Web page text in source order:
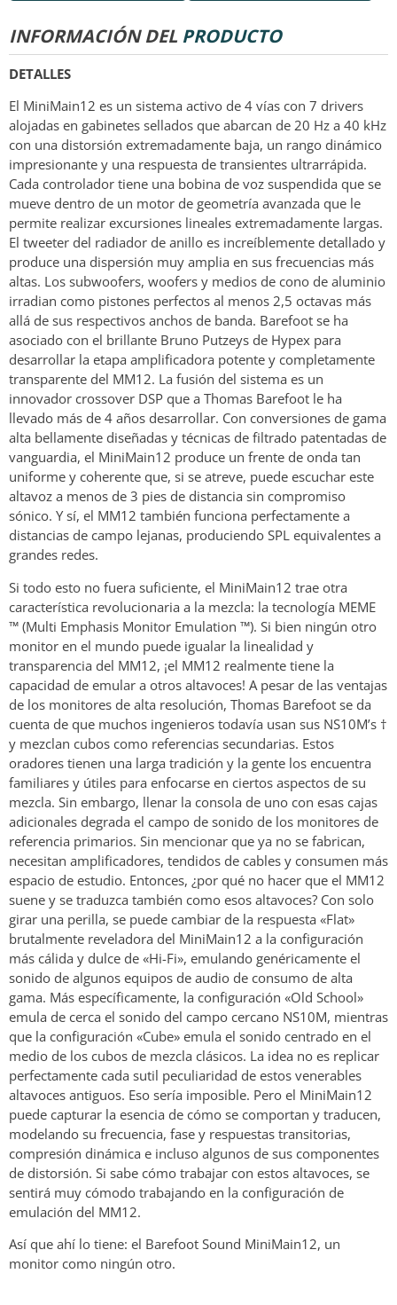
INFORMACIÓN DEL PRODUCTO
DETALLES
El MiniMain12 es un sistema activo de 4 vías con 7 drivers
alojadas en gabinetes sellados que abarcan de 20 Hz a 40 kHz
con una distorsión extremadamente baja, un rango dinámico
impresionante y una respuesta de transientes ultrarrápida.
Cada controlador tiene una bobina de voz suspendida que se
mueve dentro de un motor de geometría avanzada que le
permite realizar excursiones lineales extremadamente largas.
El tweeter del radiador de anillo es increíblemente detallado y
produce una dispersión muy amplia en sus frecuencias más
altas. Los subwoofers, woofers y medios de cono de aluminio
irradian como pistones perfectos al menos 2,5 octavas más
allá de sus respectivos anchos de banda. Barefoot se ha
asociado con el brillante Bruno Putzeys de Hypex para
desarrollar la etapa amplificadora potente y completamente
transparente del MM12. La fusión del sistema es un
innovador crossover DSP que a Thomas Barefoot le ha
llevado más de 4 años desarrollar. Con conversiones de gama
alta bellamente diseñadas y técnicas de filtrado patentadas de
vanguardia, el MiniMain12 produce un frente de onda tan
uniforme y coherente que, si se atreve, puede escuchar este
altavoz a menos de 3 pies de distancia sin compromiso
sónico. Y sí, el MM12 también funciona perfectamente a
distancias de campo lejanas, produciendo SPL equivalentes a
grandes redes.
Si todo esto no fuera suficiente, el MiniMain12 trae otra
característica revolucionaria a la mezcla: la tecnología MEME
™ (Multi Emphasis Monitor Emulation ™). Si bien ningún otro
monitor en el mundo puede igualar la linealidad y
transparencia del MM12, ¡el MM12 realmente tiene la
capacidad de emular a otros altavoces! A pesar de las ventajas
de los monitores de alta resolución, Thomas Barefoot se da
cuenta de que muchos ingenieros todavía usan sus NS10M’s †
y mezclan cubos como referencias secundarias. Estos
oradores tienen una larga tradición y la gente los encuentra
familiares y útiles para enfocarse en ciertos aspectos de su
mezcla. Sin embargo, llenar la consola de uno con esas cajas
adicionales degrada el campo de sonido de los monitores de
referencia primarios. Sin mencionar que ya no se fabrican,
necesitan amplificadores, tendidos de cables y consumen más
espacio de estudio. Entonces, ¿por qué no hacer que el MM12
suene y se traduzca también como esos altavoces? Con solo
girar una perilla, se puede cambiar de la respuesta «Flat»
brutalmente reveladora del MiniMain12 a la configuración
más cálida y dulce de «Hi-Fi», emulando genéricamente el
sonido de algunos equipos de audio de consumo de alta
gama. Más específicamente, la configuración «Old School»
emula de cerca el sonido del campo cercano NS10M, mientras
que la configuración «Cube» emula el sonido centrado en el
medio de los cubos de mezcla clásicos. La idea no es replicar
perfectamente cada sutil peculiaridad de estos venerables
altavoces antiguos. Eso sería imposible. Pero el MiniMain12
puede capturar la esencia de cómo se comportan y traducen,
modelando su frecuencia, fase y respuestas transitorias,
compresión dinámica e incluso algunos de sus componentes
de distorsión. Si sabe cómo trabajar con estos altavoces, se
sentirá muy cómodo trabajando en la configuración de
emulación del MM12.
Así que ahí lo tiene: el Barefoot Sound MiniMain12, un
monitor como ningún otro.